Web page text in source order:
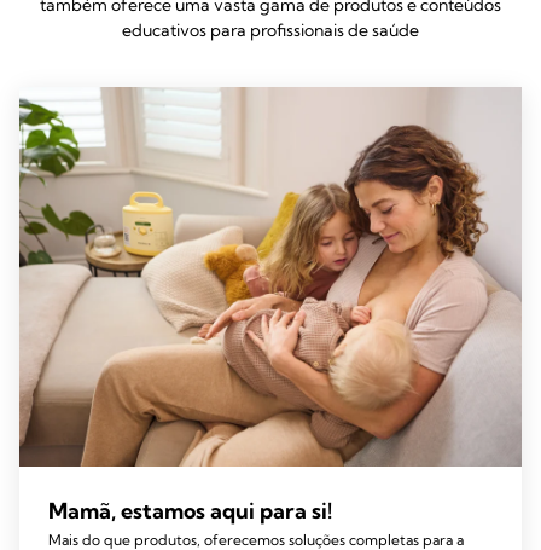
também oferece uma vasta gama de produtos e conteúdos
educativos para profissionais de saúde
Mamã, estamos aqui para si!
Mais do que produtos, oferecemos soluções completas para a